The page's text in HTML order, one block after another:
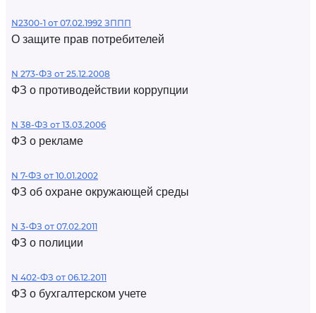
N2300-1 от 07.02.1992 ЗППП
О защите прав потребителей
N 273-ФЗ от 25.12.2008
ФЗ о противодействии коррупции
N 38-ФЗ от 13.03.2006
ФЗ о рекламе
N 7-ФЗ от 10.01.2002
ФЗ об охране окружающей среды
N 3-ФЗ от 07.02.2011
ФЗ о полиции
N 402-ФЗ от 06.12.2011
ФЗ о бухгалтерском учете